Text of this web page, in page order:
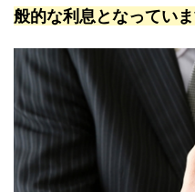
般的な利息となっていま